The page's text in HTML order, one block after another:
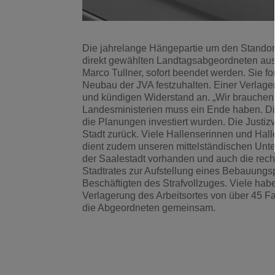
Die jahrelange Hängepartie um den
direkt gewählten Landtagsabgeordneten
Marco Tullner, sofort beendet werden. Sie
Neubau der JVA festzuhalten. Einer
und kündigen Widerstand an. „Wir
Landesministerien muss ein Ende haben.
die Planungen investiert wurden. Die
Stadt zurück. Viele Hallenserinnen und
dient zudem unseren mittelständischen
der Saalestadt vorhanden und auch die
Stadtrates zur Aufstellung eines
Beschäftigten des Strafvollzuges. Viele
Verlagerung des Arbeitsortes von über 45
die Abgeordneten gemeinsam.